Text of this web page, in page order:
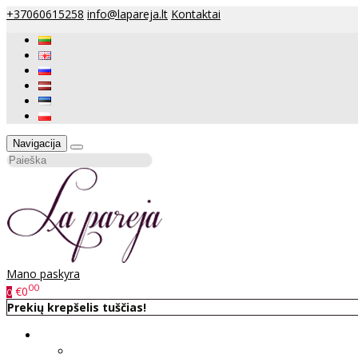
+37060615258 info@lapareja.lt Kontaktai
Navigacija
Mano paskyra
0 €000
Prekių krepšelis tuščias!